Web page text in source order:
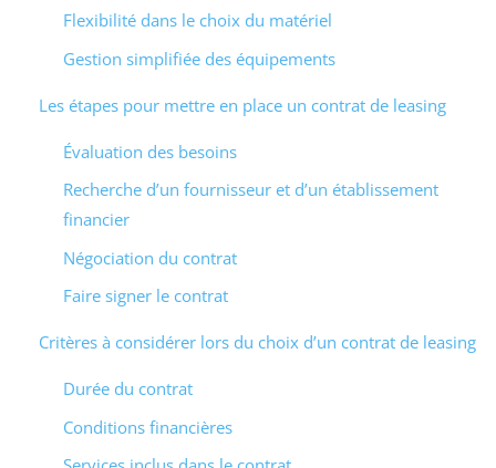
Flexibilité dans le choix du matériel
Gestion simplifiée des équipements
Les étapes pour mettre en place un contrat de leasing
Évaluation des besoins
Recherche d’un fournisseur et d’un établissement
financier
Négociation du contrat
Faire signer le contrat
Critères à considérer lors du choix d’un contrat de leasing
Durée du contrat
Conditions financières